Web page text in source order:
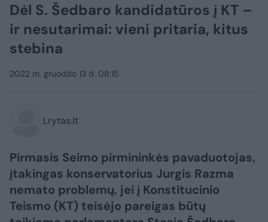
Dėl S. Šedbaro kandidatūros į KT –
ir nesutarimai: vieni pritaria, kitus
stebina
2022 m. gruodžio 13 d. 08:15
Lrytas.lt
Pirmasis Seimo pirmininkės pavaduotojas,
įtakingas konservatorius Jurgis Razma
nemato problemų, jei į Konstitucinio
Teismo (KT) teisėjo pareigas būtų